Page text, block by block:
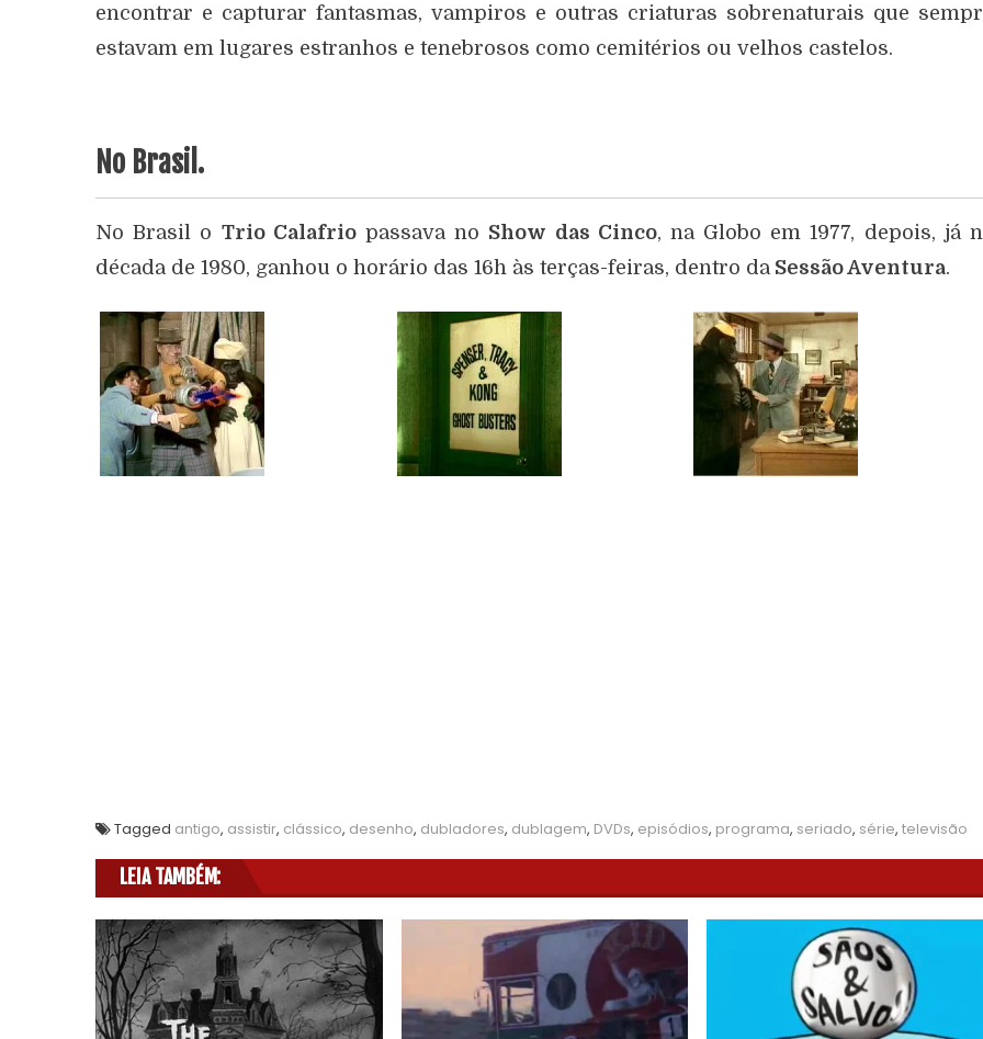
encontrar e capturar fantasmas, vampiros e outras criaturas sobrenaturais que
estavam em lugares estranhos e tenebrosos como cemitérios ou velhos castelos.
No Brasil.
No Brasil o Trio Calafriopassava no Show das Cinco, na Globo em 1977, depois, já
década de 1980, ganhou o horário das 16h às terças-feiras, dentro da Sessão Aventura.
Tagged antigo, assistir, clássico, desenho, dubladores, dublagem, DVDs, episódios, programa, seriado, série, televisão
LEIA TAMBÉM: